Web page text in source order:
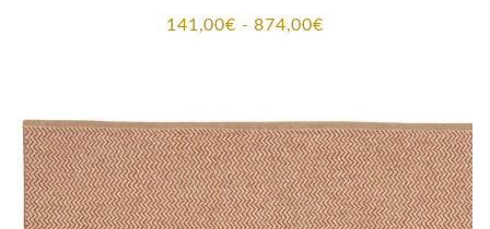
141,00€ - 874,00€Rango
141,00€
hasta
874,00€